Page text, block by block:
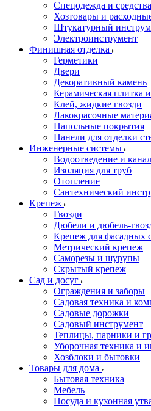
Спецодежда и
Хозтовары и
Штукатурный
Электроинструмент
Финишная отделка
Герметики
Двери
Декоративный камень
Керамическая плитка
Клей, жидкие гвозди
Лакокрасочные
Напольные покрытия
Панели для отделки
Инженерные системы
Водоотведение и
Изоляция для труб
Отопление
Сантехнический
Крепеж
Гвозди
Дюбели и дюбель-
Крепеж для фасадных
Метрический крепеж
Саморезы и шурупы
Скрытый крепеж
Сад и досуг
Ограждения и заборы
Садовая техника и
Садовые дорожки
Садовый инструмент
Теплицы, парники и
Уборочная техника и
Хозблоки и бытовки
Товары для дома
Бытовая техника
Мебель
Посуда и кухонная